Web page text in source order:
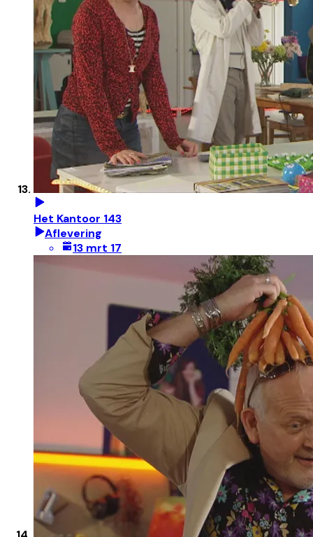
Het Kantoor 143
Aflevering
13 mrt 17